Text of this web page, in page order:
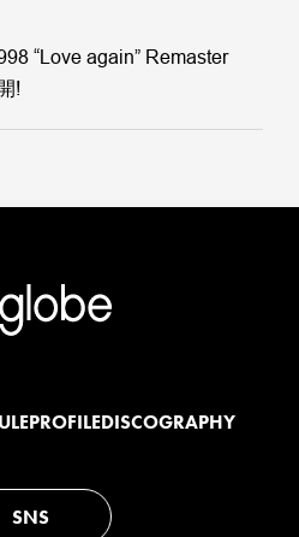
“Love again” Remaster
!
PROFILEDISCOGRAPHY
SNS